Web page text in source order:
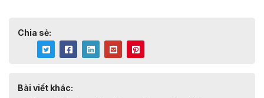
Chia sẻ:
Bài viết khác: